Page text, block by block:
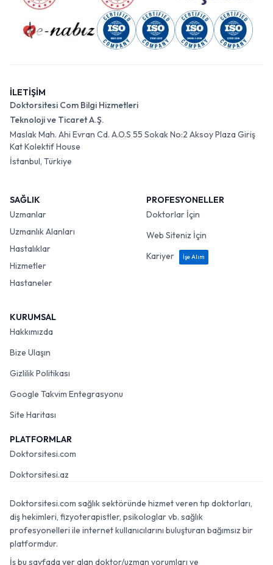
İLETİŞİM
Doktorsitesi Com Bilgi Hizmetleri
Teknoloji ve Ticaret A.Ş.
Maslak Mah. Ahi Evran Cd. A.O.S 55 Sokak No:2 Aksoy Plaza Giriş
Kat Kolektif House
İstanbul, Türkiye
SAĞLIK
Uzmanlar
Uzmanlık Alanları
Hastalıklar
Hizmetler
Hastaneler
PROFESYONELLER
Doktorlar İçin
Web Siteniz İçin
Kariyer
İşe Alım
KURUMSAL
Hakkımızda
Bize Ulaşın
Gizlilik Politikası
Google Takvim Entegrasyonu
Site Haritası
PLATFORMLAR
Doktorsitesi.com
Doktorsitesi.az
Doktorsitesi.com sağlık sektöründe hizmet veren tıp doktorları,
diş hekimleri, fizyoterapistler, psikologlar vb. sağlık
profesyonelleri ile internet kullanıcılarını buluşturan bağımsız bir
platformdur.
İş bu sayfada yer alan doktor/uzman yorumları ve